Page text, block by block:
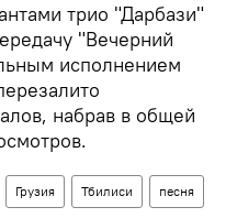
трио "Дарбази"
"Вечерний
исполнением
набрав в общей
Грузия Тбилиси песня